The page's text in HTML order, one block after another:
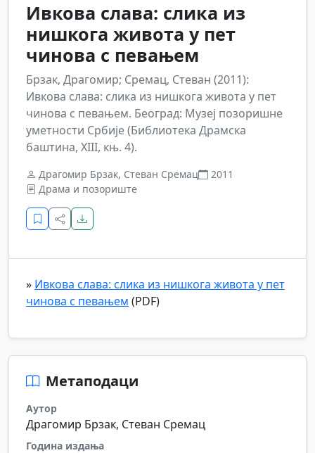
Ивкова слава: слика из
нишкога живота у пет
чинова с певањем
Брзак, Драгомир; Сремац, Стеван (2011):
Ивкова слава: слика из нишкога живота у пет
чинова с певањем. Београд: Музеј позоришне
уметности Србије (Библиотека Драмска
баштина, XIII, књ. 4).
Драгомир Брзак, Стеван Сремац
2011
Драма и позориште
» Ивкова слава: слика из нишкога живота у пет
чинова с певањем (PDF)
Метаподаци
Аутор
Драгомир Брзак, Стеван Сремац
Година издања